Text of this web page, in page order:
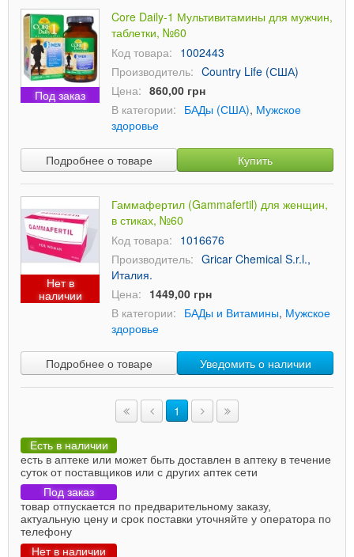
Под заказ
Core Daily-1 Мультивитамины для мужчин,
таблетки, №60
Код товара: 1002443
Производитель: Country Life (США)
Цена: 860,00 грн
В категории: БАДы (США), Мужское
здоровье
Подробнее о товаре Купить
Нет в
наличии
Гаммафертил (Gammafertil) для женщин,
в стиках, №60
Код товара: 1016676
Производитель: Gricar Chemical S.r.l.,
Италия.
Цена: 1449,00 грн
В категории: БАДы и Витамины, Мужское
здоровье
Подробнее о товаре Уведомить о наличии
1
Есть в наличии
есть в аптеке или может быть доставлен в аптеку в течение
суток от поставщиков или с других аптек сети
Под заказ
товар отпускается по предварительному заказу,
актуальную цену и срок поставки уточняйте у оператора по
телефону
Нет в наличии